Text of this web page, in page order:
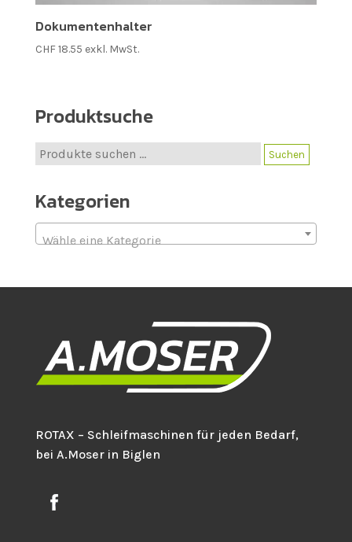
Dokumentenhalter
CHF18.55 exkl. MwSt.
Produktsuche
Suche
nach:
Suchen
Kategorien
Wähle eine Kategorie
ROTAX – Schleifmaschinen für jeden Bedarf,
bei A.Moser in Biglen